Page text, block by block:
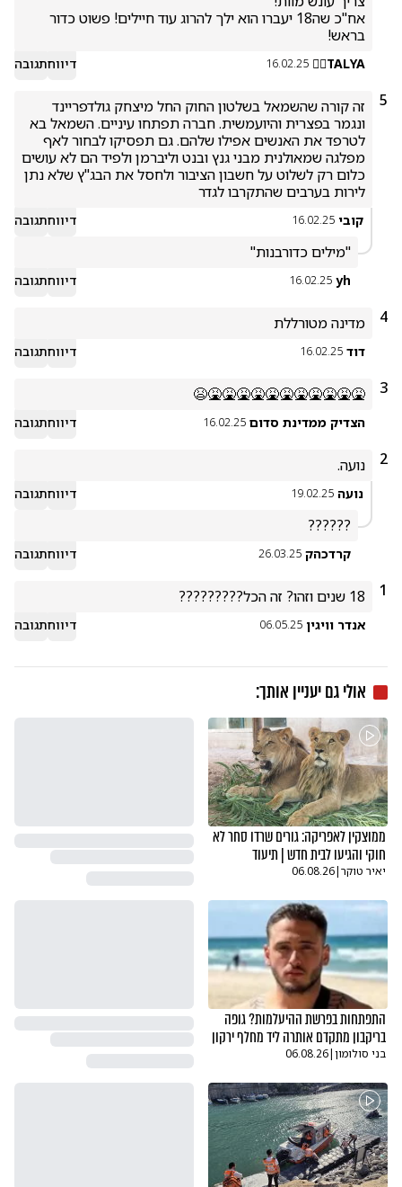
בראש!
TALYA❤️‍🔥
16.02.25 דיווחתגובה
5
לירות בערבים שהתקרבו לגדר
קובי 16.02.25 דיווחתגובה
"מילים כדורבנות"
yh
16.02.25 דיווחתגובה
4 מדינה מטורללת
דוד 16.02.25 דיווחתגובה
3
🤮🤮🤮🤮🤮🤮🤮🤮🤮🤮🤮😫
הצדיק ממדינת סדום 16.02.25 דיווחתגובה
2 נועה.
נועה 19.02.25 דיווחתגובה
??????
קרדכהק 26.03.25 דיווחתגובה
1 18 שנים וזהו? זה הכל?????????
אנדר וויגין 06.05.25 דיווחתגובה
אולי גם יעניין אותך:
ממוצקין לאפריקה: גורים שרדו סחר לא
חוקי והגיעו לבית חדש | תיעוד
יאיר טוקר|
06.08.26
התפתחות בפרשת ההיעלמות? גופה
בריקבון מתקדם אותרה ליד מחלף ירקון
בני סולומון|
06.08.26